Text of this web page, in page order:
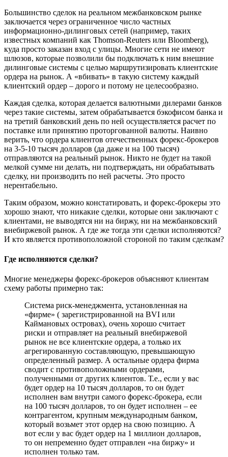
Большинство сделок на реальном межбанковском рынке
заключается через ограниченное число частных
информационно-дилинговых сетей (например, таких
известных компаний как Thomson-Reuters или Bloomberg),
куда просто заказан вход с улицы. Многие сети не имеют
шлюзов, которые позволили бы подключать к ним внешние
дилинговые системы с целью маршрутизировать клиентские
ордера на рынок. А «вбивать» в такую систему каждый
клиентский ордер – дорого и потому не целесообразно.
Каждая сделка, которая делается валютными дилерами банков
через такие системы, затем обрабатывается бэкофисом банка и
на третий банковский день по ней осуществляется расчет по
поставке или принятию проторгованной валюты. Наивно
верить, что ордера клиентов отечественных форекс-брокеров
на 3-5-10 тысяч долларов (да даже и на 100 тысяч)
отправляются на реальный рынок. Никто не будет на такой
мелкой сумме ни делать, ни подтверждать, ни обрабатывать
сделку, ни производить по ней расчеты. Это просто
нерентабельно.
Таким образом, можно констатировать, и форекс-брокеры это
хорошо знают, что никакие сделки, которые они заключают с
клиентами, не выводятся ни на биржу, ни на межбанковский
внебиржевой рынок. А где же тогда эти сделки исполняются?
И кто является противоположной стороной по таким сделкам?
Где исполняются сделки?
Многие менеджеры форекс-брокеров объясняют клиентам
схему работы примерно так:
Система риск-менеджмента, установленная на
«фирме» ( зарегистрированной на BVI или
Каймановых островах), очень хорошо считает
риски и отправляет на реальный внебиржевой
рынок не все клиентские ордера, а только их
агрегированную составляющую, превышающую
определенный размер. А остальные ордера фирма
сводит с противоположными ордерами,
полученными от других клиентов. Т.е., если у вас
будет ордер на 10 тысяч долларов, то он будет
исполнен вам внутри самого форекс-брокера, если
на 100 тысяч долларов, то он будет исполнен – ее
контрагентом, крупным международным банком,
который возьмет этот ордер на свою позицию. А
вот если у вас будет ордер на 1 миллион долларов,
то он непременно будет отправлен «на биржу» и
исполнен только там.